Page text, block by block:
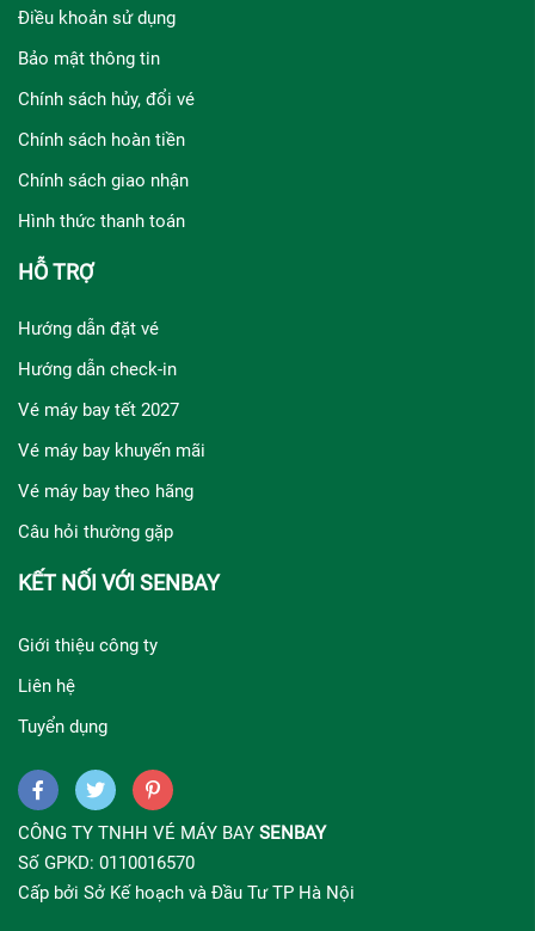
Điều khoản sử dụng
Bảo mật thông tin
Chính sách hủy, đổi vé
Chính sách hoàn tiền
Chính sách giao nhận
Hình thức thanh toán
HỖ TRỢ
Hướng dẫn đặt vé
Hướng dẫn check-in
Vé máy bay tết 2027
Vé máy bay khuyến mãi
Vé máy bay theo hãng
Câu hỏi thường gặp
KẾT NỐI VỚI SENBAY
Giới thiệu công ty
Liên hệ
Tuyển dụng
CÔNG TY TNHH VÉ MÁY BAY SENBAY
Số GPKD: 0110016570
Cấp bởi Sở Kế hoạch và Đầu Tư TP Hà Nội